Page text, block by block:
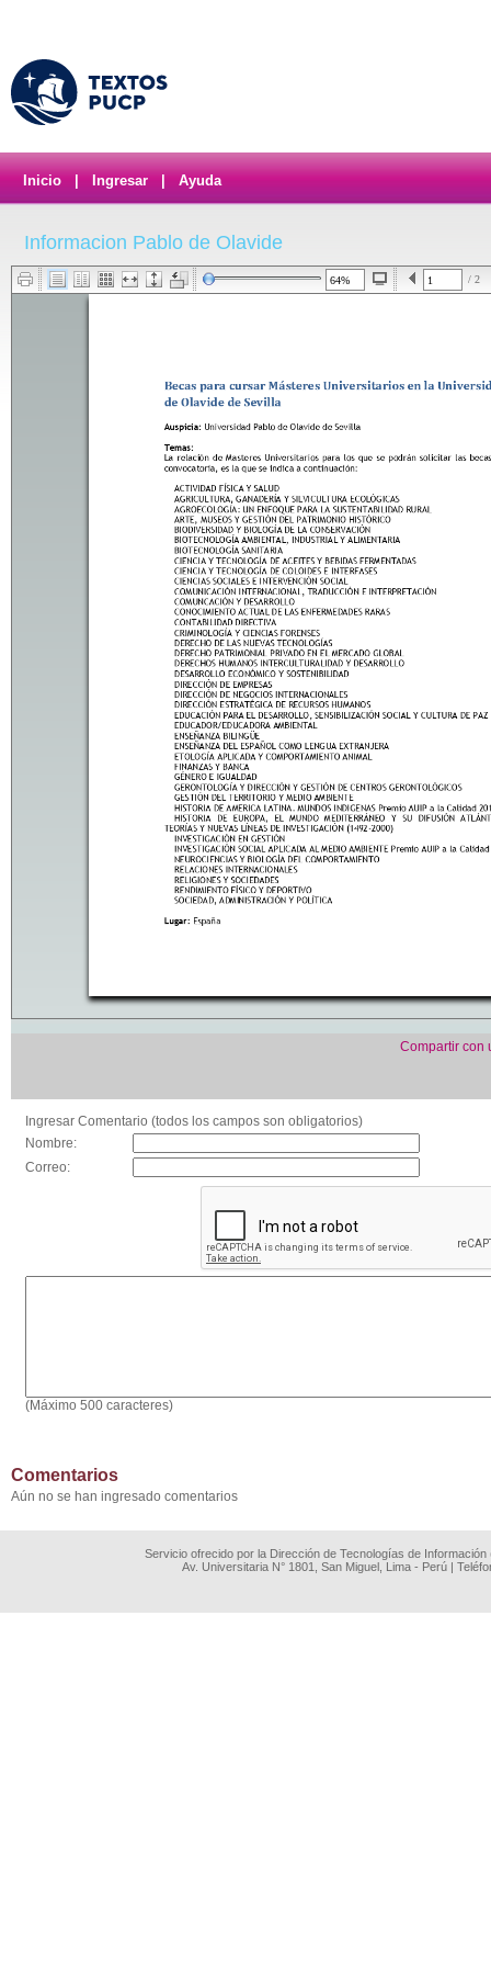
Inicio Ingresar Ayuda
Informacion Pablo de Olavide
/ 2
Compartir con
Ingresar Comentario (todos los campos son obligatorios)
Nombre:
Correo:
(Máximo 500 caracteres)
Comentarios
Aún no se han ingresado comentarios
Servicio ofrecido por la Dirección de Tecnologías de
Av. Universitaria N° 1801, San Miguel, Lima - Perú |